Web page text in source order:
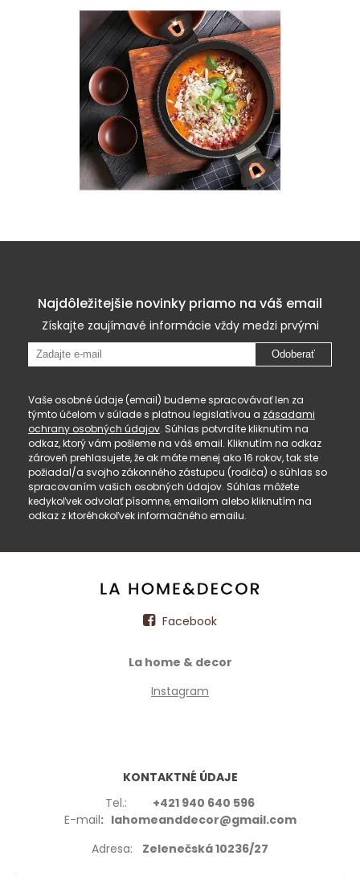
Najdôležitejšie novinky priamo na váš email
Získajte zaujímavé informácie vždy medzi prvými
Odoberať
Vaše osobné údaje (email) budeme spracovávať len za
týmto účelom v súlade s platnou legislatívou a zásadami
ochrany osobných údajov. Súhlas potvrdíte kliknutím na
odkaz, ktorý vám pošleme na váš email. Kliknutím na odkaz
zároveň prehlasujete, že ak máte menej ako 16 rokov, tak ste
požiadal/a svojho zákonného zástupcu (rodiča) o súhlas so
spracovaním vašich osobných údajov. Súhlas môžete
kedykoľvek odvolať písomne, emailom alebo kliknutím na
odkaz z ktoréhokoľvek informačného emailu.
Facebook
La home & decor
Instagram
KONTAKTNÉ ÚDAJE
Tel.: +421 940 640 596
E-mail: lahomeanddecor@gmail.com
Adresa: Zelenečská 10236/27